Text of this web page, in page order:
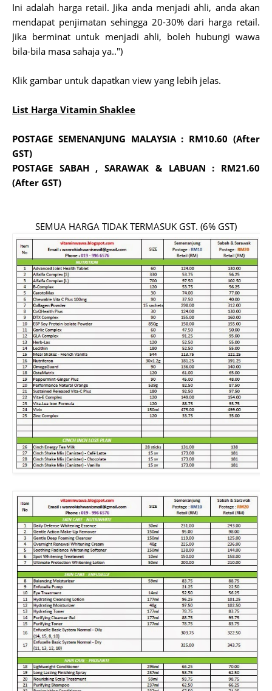
Ini adalah harga retail. Jika anda menjadi ahli, anda akan
mendapat penjimatan sehingga 20-30% dari harga retail.
Jika berminat untuk menjadi ahli, boleh hubungi wawa
bila-bila masa sahaja ya..")
Klik gambar untuk dapatkan view yang lebih jelas.
List Harga Vitamin Shaklee
POSTAGE SEMENANJUNG MALAYSIA : RM10.60 (After
GST)
POSTAGE SABAH , SARAWAK & LABUAN : RM21.60
(After GST)
SEMUA HARGA TIDAK TERMASUK GST. (6% GST)